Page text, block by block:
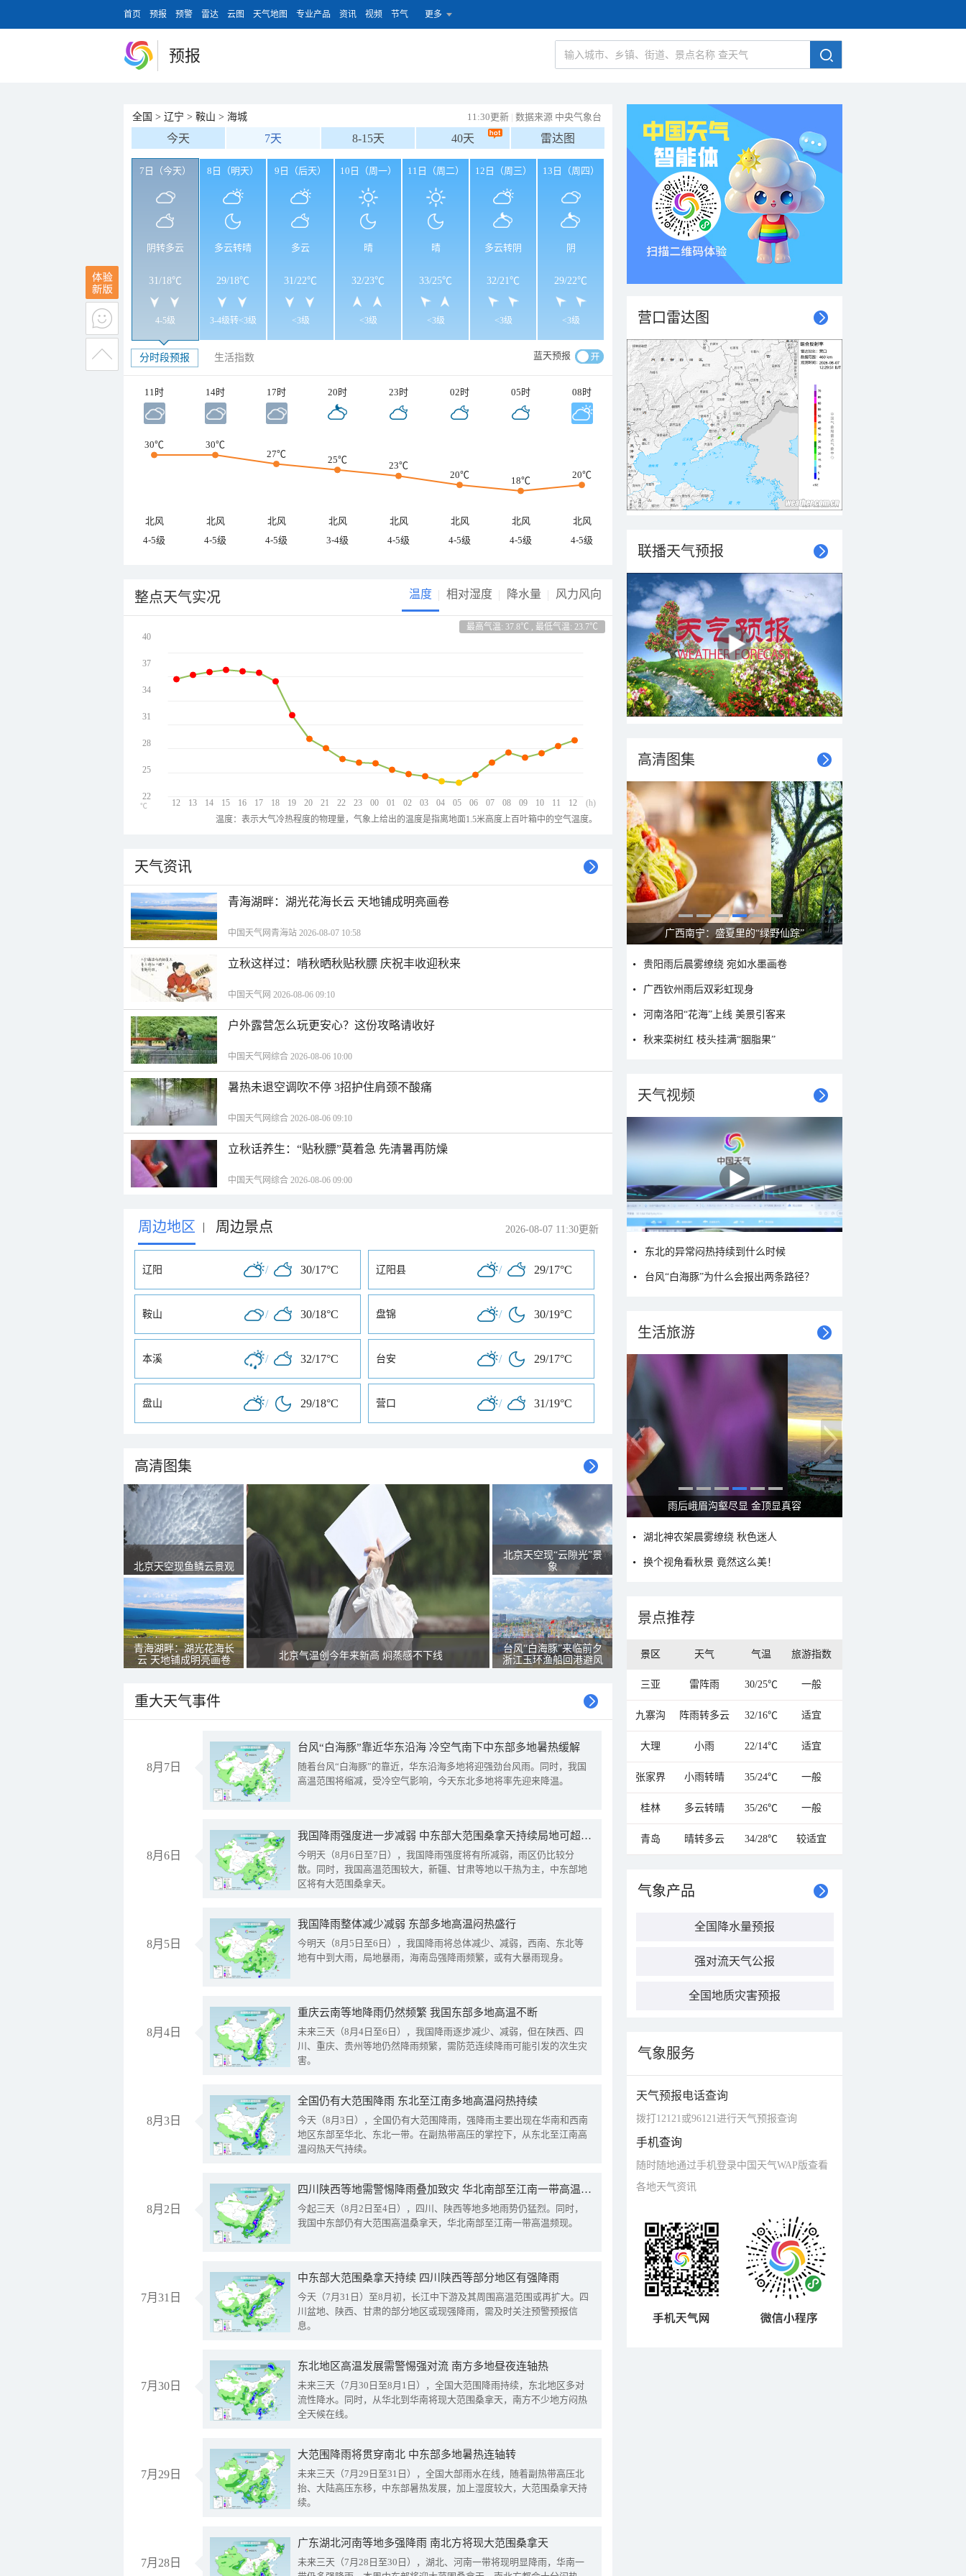
首页 预报 预警 雷达 云图 天气地图 专业产品 资讯 视频 节气 更多
预报
全国 > 辽宁 > 鞍山 > 海城 11:30更新 | 数据来源 中央气象台
今天 7天 8-15天 40天 雷达图
7日（今天）
阴转多云
31/18℃
4-5级
8日（明天）
多云转晴
29/18℃
3-4级转<3级
9日（后天）
多云
31/22℃
<3级
10日（周一）
晴
32/23℃
<3级
11日（周二）
晴
33/25℃
<3级
12日（周三）
多云转阴
32/21℃
<3级
13日（周四）
阴
29/22℃
<3级
分时段预报 生活指数 蓝天预报
11时 14时 17时 20时 23时 02时 05时 08时
30℃
30℃
27℃
25℃
23℃
20℃
18℃
20℃
北风 北风 北风 北风 北风 北风 北风
北风
4-5级
4-5级 4-5级 3-4级 4-5级 4-5级 4-5级 4-5级
整点天气实况 温度 相对湿度 降水量 风力风向
最高气温: 37.8℃ , 最低气温: 23.7℃
12 13 14 15 16 17 18 19 20 21 22 23 00 01 02 03 04 05 06 07 08 09 10 11 12
40
37
34
31
28
25
22
(h)
℃
温度：表示大气冷热程度的物理量，气象上给出的温度是指离地面1.5米高度上百叶箱中的空气温度。
天气资讯
青海湖畔：湖光花海长云 天地铺成明亮画卷
中国天气网青海站 2026-08-07 10:58
立秋这样过：啃秋晒秋贴秋膘 庆祝丰收迎秋来
中国天气网 2026-08-06 09:10
户外露营怎么玩更安心？这份攻略请收好
中国天气网综合 2026-08-06 10:00
暑热未退空调吹不停 3招护住肩颈不酸痛
中国天气网综合 2026-08-06 09:10
立秋话养生：“贴秋膘”莫着急 先清暑再防燥
中国天气网综合 2026-08-06 09:00
周边地区 | 周边景点 2026-08-07 11:30更新
辽阳 / 30/17°C 辽阳县 / 29/17°C
鞍山 / 30/18°C 盘锦 / 30/19°C
本溪 / 32/17°C 台安 / 29/17°C
盘山 / 29/18°C 营口 / 31/19°C
高清图集
北京天空现鱼鳞云景观
青海湖畔：湖光花海长
云 天地铺成明亮画卷
北京气温创今年来新高 焖蒸感不下线
北京天空现“云隙光”景
象
台风“白海豚”来临前夕
浙江玉环渔船回港避风
重大天气事件
8月7日
台风“白海豚”靠近华东沿海 冷空气南下中东部多地暑热缓解
随着台风“白海豚”的靠近，华东沿海多地将迎强劲台风雨。同时，我国
高温范围将缩减，受冷空气影响，今天东北多地将率先迎来降温。
8月6日
我国降雨强度进一步减弱 中东部大范围桑拿天持续局地可超38℃
今明天（8月6日至7日），我国降雨强度将有所减弱，雨区仍比较分
散。同时，我国高温范围较大，新疆、甘肃等地以干热为主，中东部地
区将有大范围桑拿天。
8月5日
我国降雨整体减少减弱 东部多地高温闷热盛行
今明天（8月5日至6日），我国降雨将总体减少、减弱，西南、东北等
地有中到大雨，局地暴雨，海南岛强降雨频繁，或有大暴雨现身。
8月4日
重庆云南等地降雨仍然频繁 我国东部多地高温不断
未来三天（8月4日至6日），我国降雨逐步减少、减弱，但在陕西、四
川、重庆、贵州等地仍然降雨频繁，需防范连续降雨可能引发的次生灾
害。
8月3日
全国仍有大范围降雨 东北至江南多地高温闷热持续
今天（8月3日），全国仍有大范围降雨，强降雨主要出现在华南和西南
地区东部至华北、东北一带。在副热带高压的掌控下，从东北至江南高
温闷热天气持续。
8月2日
四川陕西等地需警惕降雨叠加致灾 华北南部至江南一带高温频现
今起三天（8月2日至4日），四川、陕西等地多地雨势仍猛烈。同时，
我国中东部仍有大范围高温桑拿天，华北南部至江南一带高温频现。
7月31日
中东部大范围桑拿天持续 四川陕西等部分地区有强降雨
今天（7月31日）至8月初，长江中下游及其周围高温范围或再扩大。四
川盆地、陕西、甘肃的部分地区或现强降雨，需及时关注预警预报信
息。
7月30日
东北地区高温发展需警惕强对流 南方多地昼夜连轴热
未来三天（7月30日至8月1日），全国大范围降雨持续，东北地区多对
流性降水。同时，从华北到华南将现大范围桑拿天，南方不少地方闷热
全天候在线。
7月29日
大范围降雨将贯穿南北 中东部多地暑热连轴转
未来三天（7月29日至31日），全国大部雨水在线，随着副热带高压北
抬、大陆高压东移，中东部暑热发展，加上湿度较大，大范围桑拿天持
续。
7月28日
广东湖北河南等地多强降雨 南北方将现大范围桑拿天
未来三天（7月28日至30日），湖北、河南一带将现明显降雨，华南一
营口雷达图
联播天气预报
高清图集
广西南宁：盛夏里的“绿野仙踪”
贵阳雨后晨雾缭绕 宛如水墨画卷
广西钦州雨后双彩虹现身
河南洛阳“花海”上线 美景引客来
秋来栾树红 枝头挂满“胭脂果”
天气视频
东北的异常闷热持续到什么时候
台风“白海豚”为什么会报出两条路径？
生活旅游
雨后峨眉沟壑尽显 金顶显真容
湖北神农架晨雾缭绕 秋色迷人
换个视角看秋景 竟然这么美！
景点推荐
景区 天气 气温 旅游指数
三亚 雷阵雨 30/25℃ 一般
九寨沟 阵雨转多云 32/16℃ 适宜
大理 小雨 22/14℃ 适宜
张家界 小雨转晴 35/24℃ 一般
桂林 多云转晴 35/26℃ 一般
青岛 晴转多云 34/28℃ 较适宜
气象产品
全国降水量预报
强对流天气公报
全国地质灾害预报
气象服务
天气预报电话查询
拨打12121或96121进行天气预报查询
手机查询
随时随地通过手机登录中国天气WAP版查看
各地天气资讯